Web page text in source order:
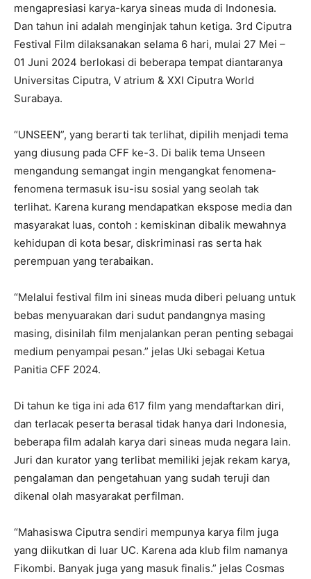
mengapresiasi karya-karya sineas muda di Indonesia.
Dan tahun ini adalah menginjak tahun ketiga. 3rd Ciputra
Festival Film dilaksanakan selama 6 hari, mulai 27 Mei –
01 Juni 2024 berlokasi di beberapa tempat diantaranya
Universitas Ciputra, V atrium & XXI Ciputra World
Surabaya.
“UNSEEN”, yang berarti tak terlihat, dipilih menjadi tema
yang diusung pada CFF ke-3. Di balik tema Unseen
mengandung semangat ingin mengangkat fenomena-
fenomena termasuk isu-isu sosial yang seolah tak
terlihat. Karena kurang mendapatkan ekspose media dan
masyarakat luas, contoh : kemiskinan dibalik mewahnya
kehidupan di kota besar, diskriminasi ras serta hak
perempuan yang terabaikan.
“Melalui festival film ini sineas muda diberi peluang untuk
bebas menyuarakan dari sudut pandangnya masing
masing, disinilah film menjalankan peran penting sebagai
medium penyampai pesan.” jelas Uki sebagai Ketua
Panitia CFF 2024.
Di tahun ke tiga ini ada 617 film yang mendaftarkan diri,
dan terlacak peserta berasal tidak hanya dari Indonesia,
beberapa film adalah karya dari sineas muda negara lain.
Juri dan kurator yang terlibat memiliki jejak rekam karya,
pengalaman dan pengetahuan yang sudah teruji dan
dikenal olah masyarakat perfilman.
“Mahasiswa Ciputra sendiri mempunya karya film juga
yang diikutkan di luar UC. Karena ada klub film namanya
Fikombi. Banyak juga yang masuk finalis.” jelas Cosmas